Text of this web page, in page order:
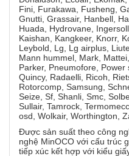
Fini, Furakawa, Fusheng,
Gnutti, Grassair, Hanbell,
Huada, Hydrovane,
Kaishan, Kangkeer, Knorr,
Leybold, Lg, Lg airplus,
Mann hummel, Mark,
Parker, Pneumofore,
Quincy, Radaelli, Ricoh,
Rotorcomp, Samsung,
Seize, Sf, Shanli, Smc,
Sullair, Tamrock,
osd, Wolkair, Worthington,
Được sản suất theo công
nghệ MinOCO với cấu trúc
tiếp xúc kết hợp với kiểu